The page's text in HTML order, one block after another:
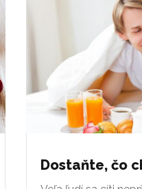
Dostaňte, čo